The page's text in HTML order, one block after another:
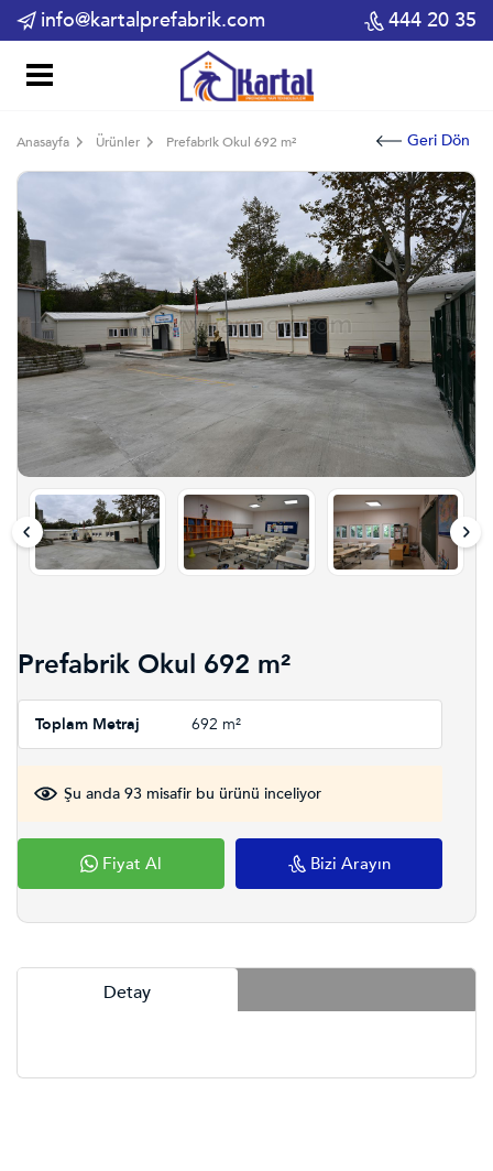
info@kartalprefabrik.com 444 20 35
Anasayfa Ürünler Prefabrik Okul 692 m² Geri Dön
Prefabrik Okul 692 m²
Toplam Metraj 692 m²
Şu anda 93 misafir bu ürünü inceliyor
Fiyat Al Bizi Arayın
Detay